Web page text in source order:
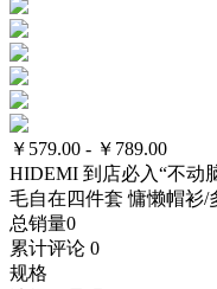
￥579.00 - ￥789.00
HIDEMI 到店必入“不动
毛自在四件套 慵懒帽衫/
总销量0
累计评论 0
规格